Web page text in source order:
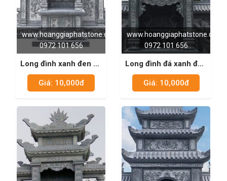
www.hoanggiaphatstone.com
0972 101 656
Long đình xanh đen có
cánh 04
Giá: 10,000đ
www.hoanggiaphatstone.com
0972 101 656
Long đình đá xanh đen
05
Giá: 10,000đ